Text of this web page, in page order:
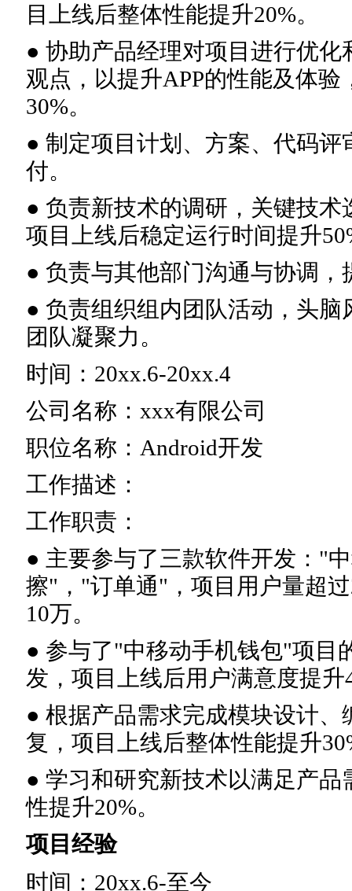
目上线后整体性能提升20%。
● 协助产品经理对项目进行优
观点，以提升APP的性能及体
30%。
● 制定项目计划、方案、代码评
付。
● 负责新技术的调研，关键技
项目上线后稳定运行时间提升
● 负责与其他部门沟通与协调，
● 负责组织组内团队活动，头
团队凝聚力。
时间：20xx.6-20xx.4
公司名称：xxx有限公司
职位名称：Android开发
工作描述：
工作职责：
● 主要参与了三款软件开发："
擦"，"订单通"，项目用户量超
10万。
● 参与了"中移动手机钱包"项目
发，项目上线后用户满意度提升
● 根据产品需求完成模块设计、
复，项目上线后整体性能提升
● 学习和研究新技术以满足产
性提升20%。
项目经验
时间：20xx.6-至今